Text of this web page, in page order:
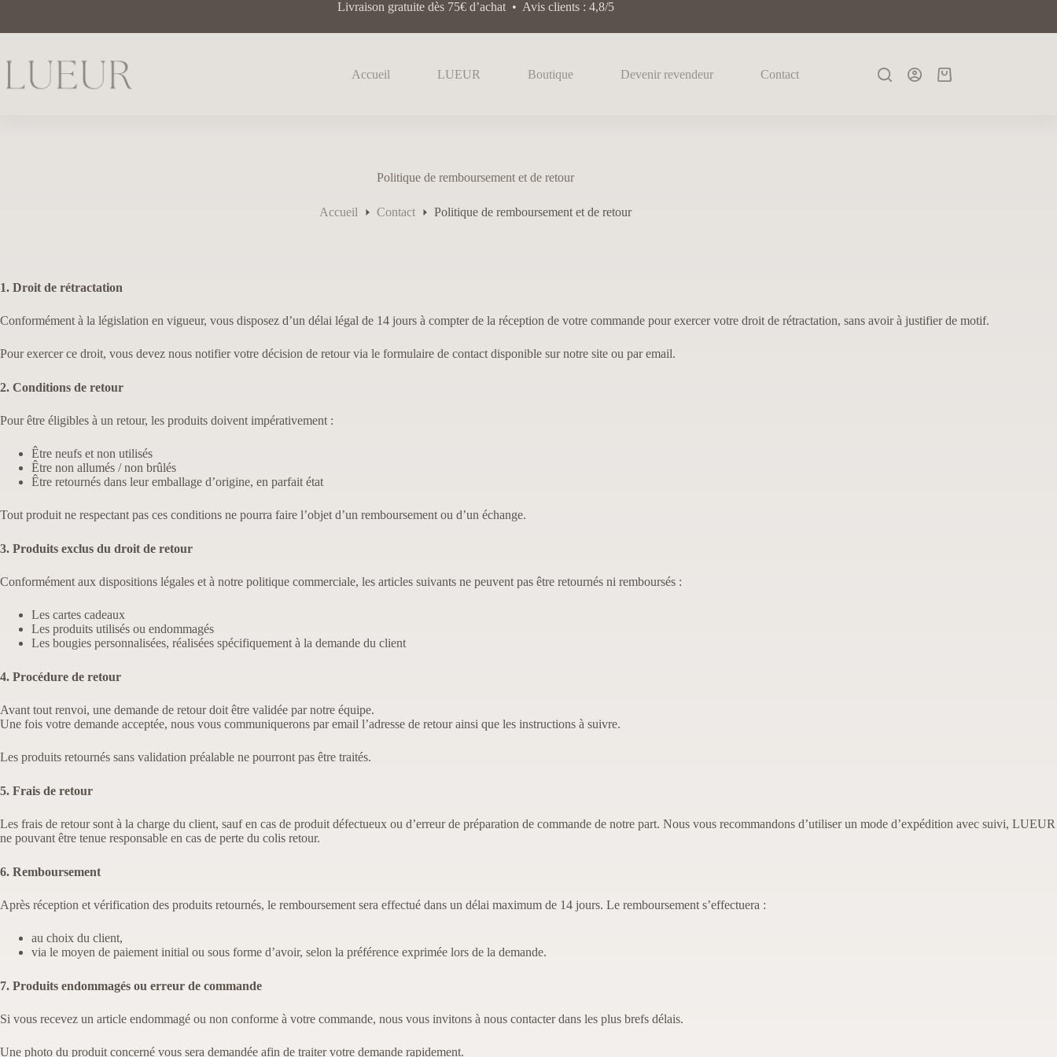
Livraison gratuite dès 75€ d’achat • Avis clients : 4,8/5
Accueil LUEUR Boutique Devenir revendeur Contact
Politique de remboursement et de retour
Accueil Contact Politique de remboursement et de retour
1. Droit de rétractation
Conformément à la législation en vigueur, vous disposez d’un délai légal de 14 jours à compter de la réception de votre commande pour exercer votre droit de rétractation, sans avoir à justifier de motif.
Pour exercer ce droit, vous devez nous notifier votre décision de retour via le formulaire de contact disponible sur notre site ou par email.
2. Conditions de retour
Pour être éligibles à un retour, les produits doivent impérativement :
Être neufs et non utilisés
Être non allumés / non brûlés
Être retournés dans leur emballage d’origine, en parfait état
Tout produit ne respectant pas ces conditions ne pourra faire l’objet d’un remboursement ou d’un échange.
3. Produits exclus du droit de retour
Conformément aux dispositions légales et à notre politique commerciale, les articles suivants ne peuvent pas être retournés ni remboursés :
Les cartes cadeaux
Les produits utilisés ou endommagés
Les bougies personnalisées, réalisées spécifiquement à la demande du client
4. Procédure de retour
Avant tout renvoi, une demande de retour doit être validée par notre équipe.
Une fois votre demande acceptée, nous vous communiquerons par email l’adresse de retour ainsi que les instructions à suivre.
Les produits retournés sans validation préalable ne pourront pas être traités.
5. Frais de retour
Les frais de retour sont à la charge du client, sauf en cas de produit défectueux ou d’erreur de préparation de commande de notre part. Nous vous recommandons d’utiliser un mode d’expédition avec suivi, LUEUR
ne pouvant être tenue responsable en cas de perte du colis retour.
6. Remboursement
Après réception et vérification des produits retournés, le remboursement sera effectué dans un délai maximum de 14 jours. Le remboursement s’effectuera :
au choix du client,
via le moyen de paiement initial ou sous forme d’avoir, selon la préférence exprimée lors de la demande.
7. Produits endommagés ou erreur de commande
Si vous recevez un article endommagé ou non conforme à votre commande, nous vous invitons à nous contacter dans les plus brefs délais.
Une photo du produit concerné vous sera demandée afin de traiter votre demande rapidement.